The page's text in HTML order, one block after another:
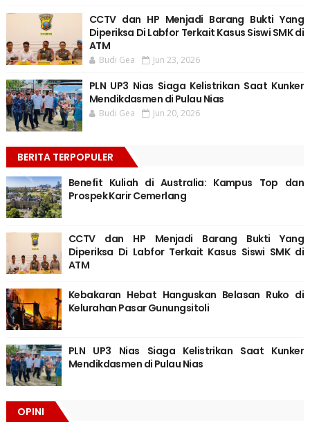
CCTV dan HP Menjadi Barang Bukti Yang
Diperiksa Di Labfor Terkait Kasus Siswi SMK di
ATM
Budi Gea Jun 23, 2026
PLN UP3 Nias Siaga Kelistrikan Saat Kunker
Mendikdasmen di Pulau Nias
Budi Gea Jun 20, 2026
BERITA TERPOPULER
Benefit Kuliah di Australia: Kampus Top dan
Prospek Karir Cemerlang
CCTV dan HP Menjadi Barang Bukti Yang
Diperiksa Di Labfor Terkait Kasus Siswi SMK di
ATM
Kebakaran Hebat Hanguskan Belasan Ruko di
Kelurahan Pasar Gunungsitoli
PLN UP3 Nias Siaga Kelistrikan Saat Kunker
Mendikdasmen di Pulau Nias
OPINI